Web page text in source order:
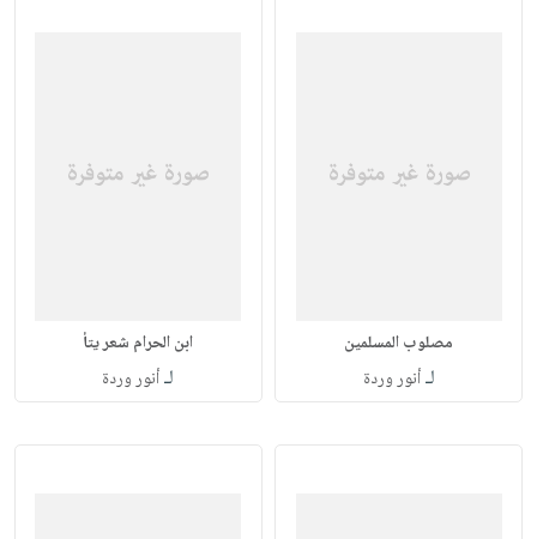
مصلوب المسلمين
لـأنور وردة
ابن الحرام شعر يتأ
لـأنور وردة